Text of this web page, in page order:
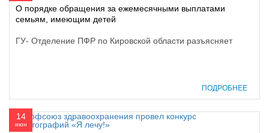
О порядке обращения за ежемесячными выплатами
семьям, имеющим детей
ГУ- Отделение ПФР по Кировской области разъясняет
ПОДРОБНЕЕ
14
июн